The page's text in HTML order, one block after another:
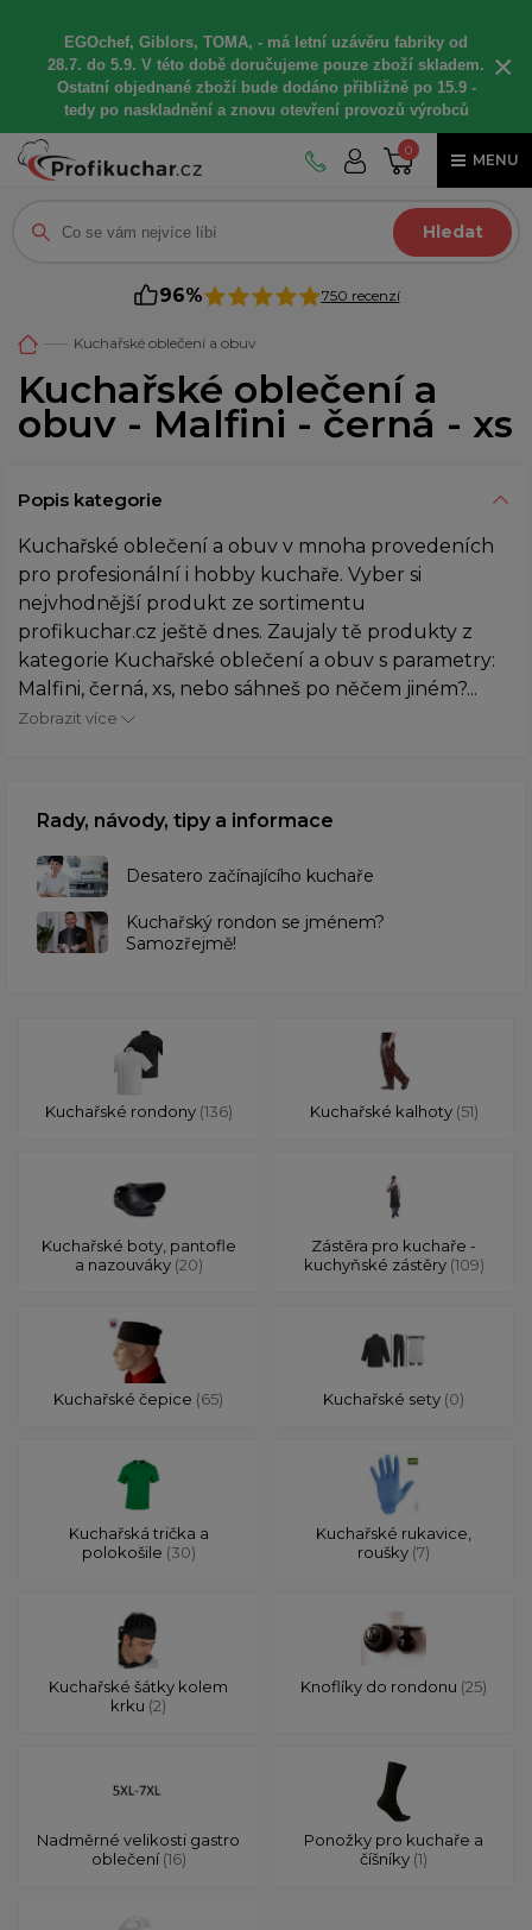
EGOchef, Giblors, TOMA, - má letní uzávěru fabriky od
28.7. do 5.9. V této době doručujeme pouze zboží skladem.
Ostatní objednané zboží bude dodáno přibližně po 15.9 -
tedy po naskladnění a znovu otevření provozů výrobců
×
0
MENU
Hledat
96% 750 recenzí
Kuchařské oblečení a obuv
Kuchařské oblečení a
obuv - Malfini - černá - xs
Popis kategorie
Kuchařské oblečení a obuv v mnoha provedeních
pro profesionální i hobby kuchaře. Vyber si
nejvhodnější produkt ze sortimentu
profikuchar.cz ještě dnes. Zaujaly tě produkty z
kategorie Kuchařské oblečení a obuv s parametry:
Malfini, černá, xs, nebo sáhneš po něčem jiném?...
Zobrazit více
Rady, návody, tipy a informace
Desatero začínajícího kuchaře
Kuchařský rondon se jménem?
Samozřejmě!
Kuchařské rondony (136) Kuchařské kalhoty (51)
Kuchařské boty, pantofle
a nazouváky (20)
Zástěra pro kuchaře -
kuchyňské zástěry (109)
Kuchařské čepice (65) Kuchařské sety (0)
Kuchařská trička a
polokošile (30)
Kuchařské rukavice,
roušky (7)
Kuchařské šátky kolem
krku (2)
Knoflíky do rondonu (25)
Nadměrné velikosti gastro
oblečení(16)
Ponožky pro kuchaře a
číšníky (1)